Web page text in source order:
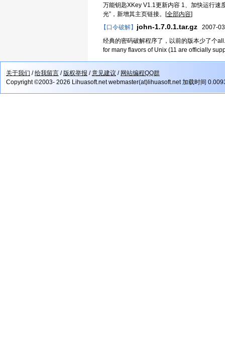
万能钥匙XKey V1.1更新内容 1、加快运行速
光”，新增其主页链接。[全部内容]
【口令破解】 john-1.7.0.1.tar.gz 2007-
经典的密码破解程序了，以前的版本少了个
for many flavors of Unix (11 are officially
关于我们 /给我留言 /版权举报 /意见建议 / 网站编程QQ群
Copyright ©2003- 2026 Lihuasoft.net webmaster(at)lihuasoft.net 加载时间